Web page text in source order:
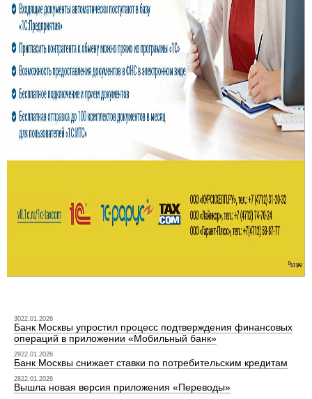
3022.01.2026
Банк Москвы упростил процесс подтверждения финансовых
операций в приложении «Мобильный банк»
2922.01.2026
Банк Москвы снижает ставки по потребительским кредитам
2822.01.2026
Вышла новая версия приложения «Переводы»